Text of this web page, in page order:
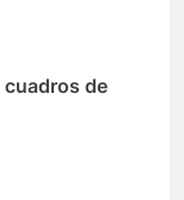
cuadros de